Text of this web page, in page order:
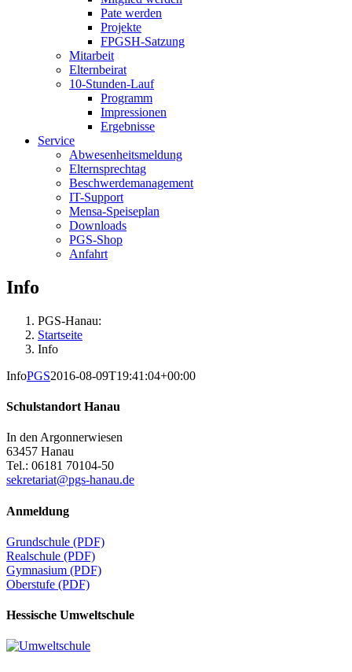
Pate werden
Projekte
FPGSH-Satzung
Mitarbeit
Elternbeirat
10-Stunden-Lauf
Programm
Impressionen
Ergebnisse
Service
Abwesenheitsmeldung
Elternsprechtag
Beschwerdemanagement
IT-Support
Mensa-Speiseplan
Downloads
PGS-Shop
Anfahrt
Info
PGS-Hanau:
Startseite
Info
InfoPGS2016-08-09T19:41:04+00:00
Schulstandort Hanau
In den Argonnerwiesen
63457 Hanau
Tel.: 06181 70104-50
sekretariat@pgs-hanau.de
Anmeldung
Grundschule (PDF)
Realschule (PDF)
Gymnasium (PDF)
Oberstufe (PDF)
Hessische Umweltschule